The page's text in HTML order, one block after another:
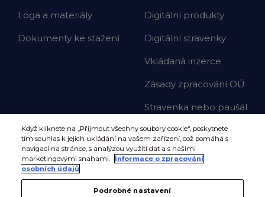
Loga a materiály
Dokumenty ke stažení
Digitální produkty
Digitální stravenky
Vkládaná inzerce
Zásady zpracování OÚ
Stravenka nebo paušál
Když kliknete na „Přijmout všechny soubory cookie“, poskytnete
tím souhlas k jejich ukládání na vašem zařízení, což pomáhá s
navigací na stránce, s analýzou využití dat a s našimi
marketingovými snahami.
Informace o zpracování
osobních údajů
Podrobné nastavení